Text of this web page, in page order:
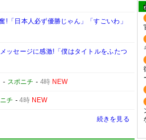
!「日本人必ず優勝じゃん」「すごいわ」
ッセージに感激!「僕はタイトルをふたつ
- スポニチ - 4時 NEW
チ -4時 NEW
続きを見る